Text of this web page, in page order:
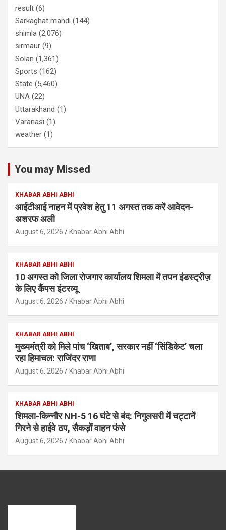
result (6)
Sarkaghat mandi (144)
shimla (2,076)
sirmaur (9)
Solan (1,361)
Sports (162)
State (5,460)
UNA (22)
Uttarakhand (1)
Varanasi (1)
weather (1)
You may Missed
KHABAR ABHI ABHI
आईटीआई नाहन में प्रवेश हेतु 11 अगस्त तक करें आवेदन-
अशरफ अली
August 6, 2026 Khabar Abhi Abhi
KHABAR ABHI ABHI
10 अगस्त को जिला रोजगार कार्यालय शिमला में तपन इंडस्ट्रीज़
के लिए कैंपस इंटरव्यू
August 6, 2026 Khabar Abhi Abhi
KHABAR ABHI ABHI
मुख्यमंत्री को मिले पांच ‘खिताब’, सरकार नहीं ‘सिंडिकेट’ चला
रहा हिमाचल: राजिंदर राणा
August 6, 2026 Khabar Abhi Abhi
KHABAR ABHI ABHI
शिमला-किन्नौर NH-5 16 घंटे से बंद: निगुलसरी में चट्टानें
गिरने से हाईवे ठप, सैकड़ों वाहन फंसे
August 6, 2026 Khabar Abhi Abhi